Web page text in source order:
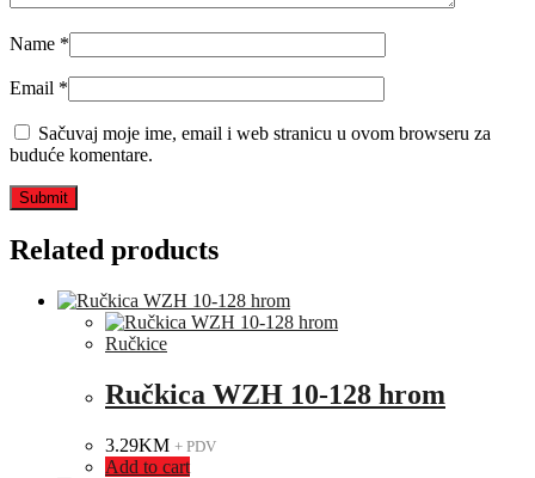
Name *
Email *
Sačuvaj moje ime, email i web stranicu u ovom browseru za
buduće komentare.
Related products
Ručkice
Ručkica WZH 10-128 hrom
3.29KM + PDV
Add to cart